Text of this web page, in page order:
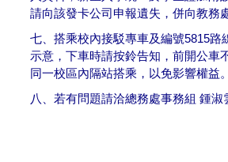
請向該發卡公司申報遺失，併向教務
七、搭乘校內接駁專車及編號5815路
示意，下車時請按鈴告知，前開公車
同一校區內隔站搭乘，以免影響權益。
八、若有問題請洽總務處事務組 鍾淑